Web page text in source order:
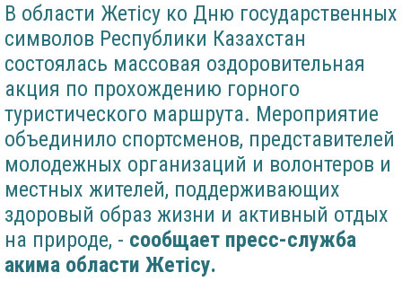
В области Жетісу ко Дню государственных
символов Республики Казахстан
состоялась массовая оздоровительная
акция по прохождению горного
туристического маршрута. Мероприятие
объединило спортсменов, представителей
молодежных организаций и волонтеров и
местных жителей, поддерживающих
здоровый образ жизни и активный отдых
на природе, - сообщает пресс-служба
акима области Жетісу.